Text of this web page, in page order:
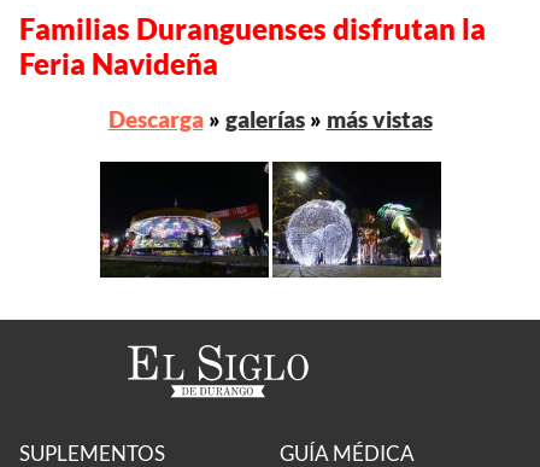
Familias Duranguenses disfrutan la
Feria Navideña
Descarga» galerías» más vistas
SUPLEMENTOS GUÍA MÉDICA